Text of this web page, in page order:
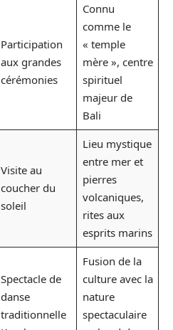
Participation
aux grandes
cérémonies
Connu
comme le
« temple
mère », centre
spirituel
majeur de
Bali
Visite au
coucher du
soleil
Lieu mystique
entre mer et
pierres
volcaniques,
rites aux
esprits marins
Spectacle de
danse
traditionnelle
Fusion de la
culture avec la
nature
spectaculaire